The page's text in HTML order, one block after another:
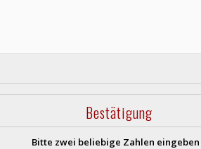
Bestätigung
Bitte zwei beliebige Zahlen eingeben